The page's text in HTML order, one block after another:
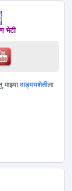
भेटी
माझ्यावाङ्मयशेतीला